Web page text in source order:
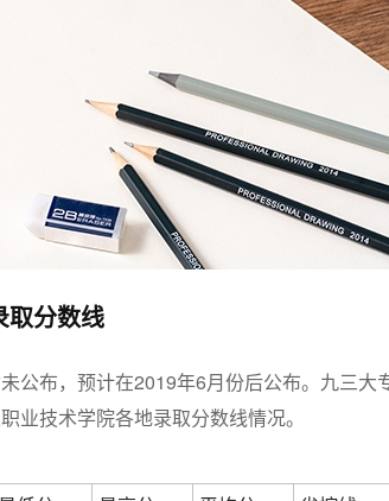
取分数线
公布，预计在2019年6月份后公布。九三大
业技术学院各地录取分数线情况。